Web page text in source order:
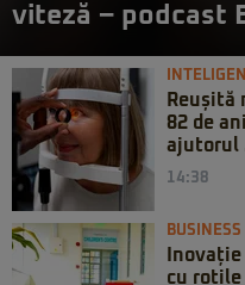
viteză – podcast
Reușită
82 de
ajutorul
14:38
BUSINESS
cu